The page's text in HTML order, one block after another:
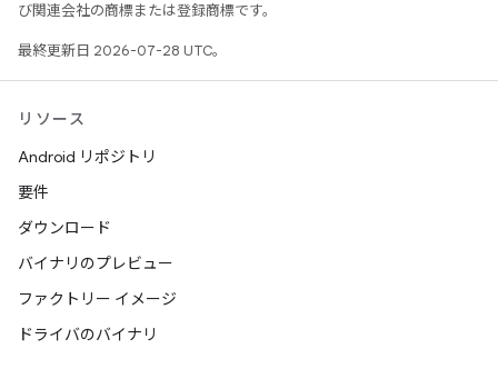
び関連会社の商標または登録商標です。
最終更新日 2026-07-28 UTC。
リソース
Android リポジトリ
要件
ダウンロード
バイナリのプレビュー
ファクトリー イメージ
ドライバのバイナリ